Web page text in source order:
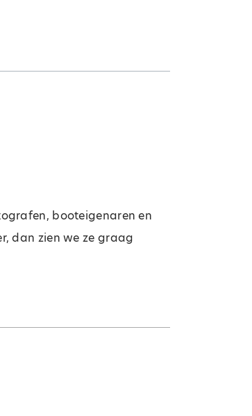
booteigenaren en
dan zien we ze graag